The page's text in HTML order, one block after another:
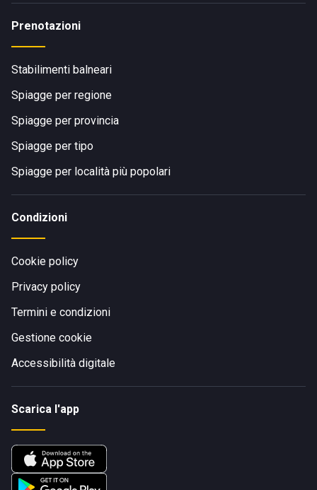
Prenotazioni
Stabilimenti balneari
Spiagge per regione
Spiagge per provincia
Spiagge per tipo
Spiagge per località più popolari
Condizioni
Cookie policy
Privacy policy
Termini e condizioni
Gestione cookie
Accessibilità digitale
Scarica l'app